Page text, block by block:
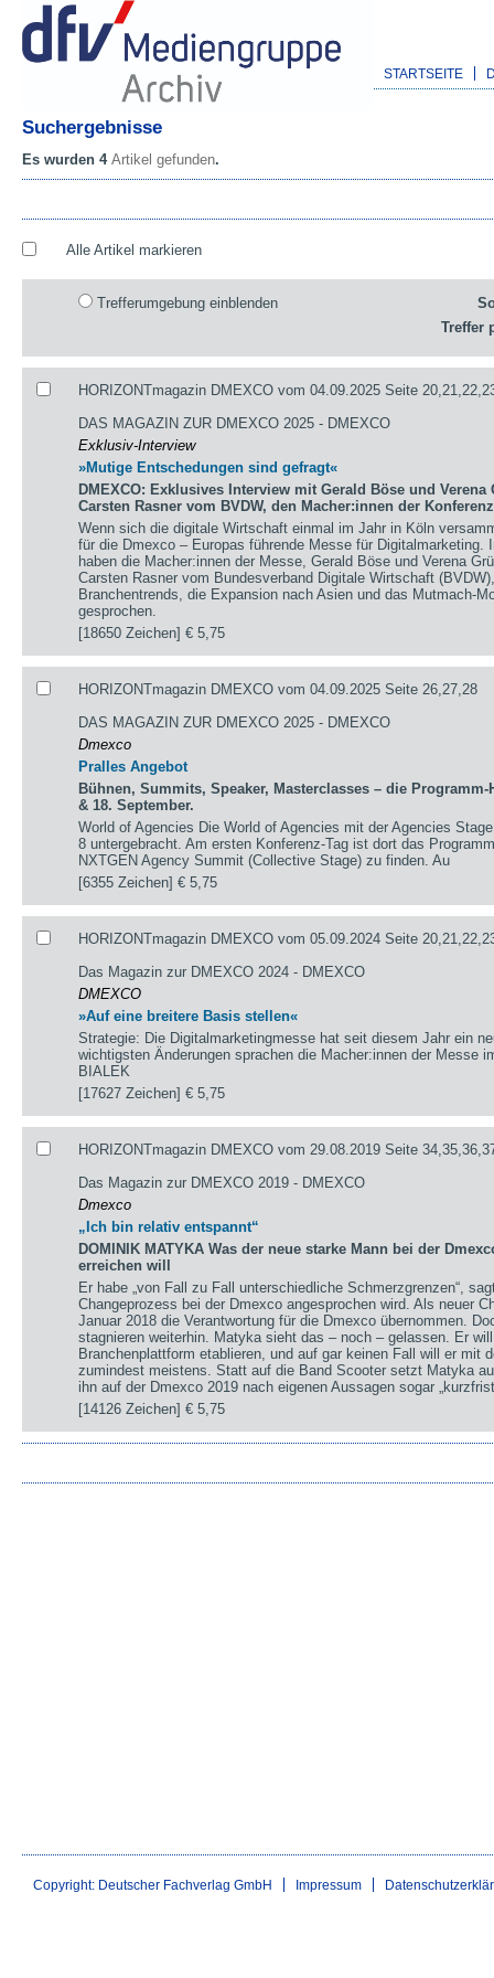
STARTSEITE
Suchergebnisse
Es wurden 4 Artikel gefunden.
Alle Artikel markieren
Trefferumgebung einblenden
Treffer
HORIZONTmagazin DMEXCO vom 04.09.2025 Seite
DAS MAGAZIN ZUR DMEXCO 2025 - DMEXCO
Exklusiv-Interview
»Mutige Entschedungen sind gefragt«
DMEXCO: Exklusives Interview mit Gerald Böse und
Carsten Rasner vom BVDW, den Macher:innen der
Wenn sich die digitale Wirtschaft einmal im Jahr in Köln
für die Dmexco – Europas führende Messe für
haben die Macher:innen der Messe, Gerald Böse und Verena
Carsten Rasner vom Bundesverband Digitale Wirtschaft
Branchentrends, die Expansion nach Asien und das Mutmach-
gesprochen.
[18650 Zeichen]€ 5,75
HORIZONTmagazin DMEXCO vom 04.09.2025 Seite 26,27,28
DAS MAGAZIN ZUR DMEXCO 2025 - DMEXCO
Dmexco
Pralles Angebot
Bühnen, Summits, Speaker, Masterclasses – die
& 18. September.
World of Agencies Die World of Agencies mit der Agencies
8 untergebracht. Am ersten Konferenz-Tag ist dort das
NXTGEN Agency Summit (Collective Stage) zu finden. Au
[6355 Zeichen]€ 5,75
HORIZONTmagazin DMEXCO vom 05.09.2024 Seite
Das Magazin zur DMEXCO 2024 - DMEXCO
DMEXCO
»Auf eine breitere Basis stellen«
Strategie: Die Digitalmarketingmesse hat seit diesem Jahr ein
wichtigsten Änderungen sprachen die Macher:innen der Messe
BIALEK
[17627 Zeichen]€ 5,75
HORIZONTmagazin DMEXCO vom 29.08.2019 Seite
Das Magazin zur DMEXCO 2019 - DMEXCO
Dmexco
„Ich bin relativ entspannt“
DOMINIK MATYKA Was der neue starke Mann bei der
erreichen will
Er habe „von Fall zu Fall unterschiedliche Schmerzgrenzen“,
Changeprozess bei der Dmexco angesprochen wird. Als neuer
Januar 2018 die Verantwortung für die Dmexco übernommen.
stagnieren weiterhin. Matyka sieht das – noch – gelassen. Er
Branchenplattform etablieren, und auf gar keinen Fall will er mit
zumindest meistens. Statt auf die Band Scooter setzt Matyka
ihn auf der Dmexco 2019 nach eigenen Aussagen sogar
[14126 Zeichen]€ 5,75
Copyright: Deutscher Fachverlag GmbH Impressum